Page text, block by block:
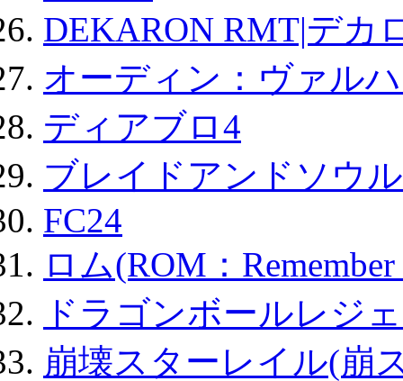
DEKARON RMT|デカ
オーディン：ヴァル
ディアブロ4
ブレイドアンドソウ
FC24
ロム(ROM：
ドラゴンボールレジ
崩壊スターレイル(崩